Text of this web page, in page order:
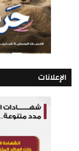
الإعلانات